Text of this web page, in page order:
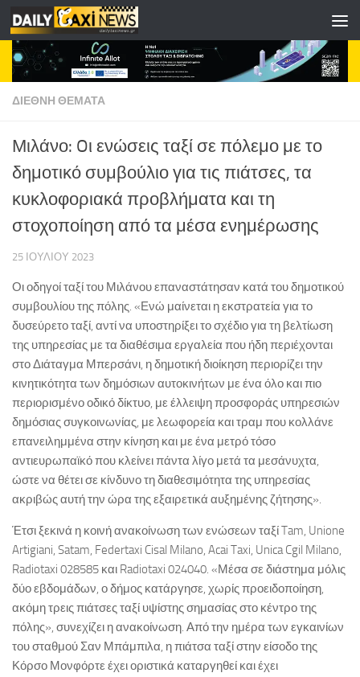
Skip to content
ΔΙΕΘΝΗ ΘΕΜΑΤΑ
Μιλάνο: Oι ενώσεις ταξί σε πόλεμο με το
δημοτικό συμβούλιο για τις πιάτσες, τα
κυκλοφοριακά προβλήματα και τη
στοχοποίηση από τα μέσα ενημέρωσης
25 ΙΟΥΛΊΟΥ 2023
Οι οδηγοί ταξί του Μιλάνου επαναστάτησαν κατά του δημοτικού
συμβουλίου της πόλης. «Ενώ μαίνεται η εκστρατεία για το
δυσεύρετο ταξί, αντί να υποστηρίξει το σχέδιο για τη βελτίωση
της υπηρεσίας με τα διαθέσιμα εργαλεία που ήδη περιέχονται
στο Διάταγμα Μπερσάνι, η δημοτική διοίκηση περιορίζει την
κινητικότητα των δημόσιων αυτοκινήτων με ένα όλο και πιο
περιορισμένο οδικό δίκτυο, με έλλειψη προσφοράς υπηρεσιών
δημόσιας συγκοινωνίας, με λεωφορεία και τραμ που κολλάνε
επανειλημμένα στην κίνηση και με ένα μετρό τόσο
αντιευρωπαϊκό που κλείνει πάντα λίγο μετά τα μεσάνυχτα,
ώστε να θέτει σε κίνδυνο τη διαθεσιμότητα της υπηρεσίας
ακριβώς αυτή την ώρα της εξαιρετικά αυξημένης ζήτησης».
Έτσι ξεκινά η κοινή ανακοίνωση των ενώσεων ταξί Tam, Unione
Artigiani, Satam, Federtaxi Cisal Milano, Acai Taxi, Unica Cgil Milano,
Radiotaxi 028585 και Radiotaxi 024040. «Μέσα σε διάστημα μόλις
δύο εβδομάδων, ο δήμος κατάργησε, χωρίς προειδοποίηση,
ακόμη τρεις πιάτσες ταξί υψίστης σημασίας στο κέντρο της
πόλης», συνεχίζει η ανακοίνωση. Από την ημέρα των εγκαινίων
του σταθμού Σαν Μπάμπιλα, η πιάτσα ταξί στην είσοδο της
Κόρσο Μονφόρτε έχει οριστικά καταργηθεί και έχει